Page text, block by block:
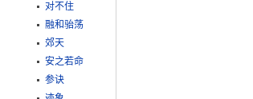
对不住
融和骀荡
郊天
安之若命
参诀